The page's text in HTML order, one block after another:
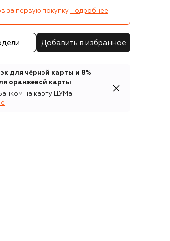
за первую покупку Подробнее
Добавить в избранное
для чёрной карты и 8%
оранжевой карты
на карту ЦУМа